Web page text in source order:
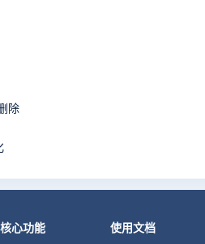
除
核心功能 使用文档